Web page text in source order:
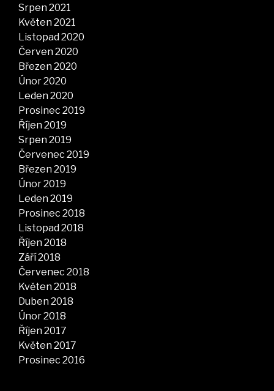
Srpen 2021
Květen 2021
Listopad 2020
Červen 2020
Březen 2020
Únor 2020
Leden 2020
Prosinec 2019
Říjen 2019
Srpen 2019
Červenec 2019
Březen 2019
Únor 2019
Leden 2019
Prosinec 2018
Listopad 2018
Říjen 2018
Září 2018
Červenec 2018
Květen 2018
Duben 2018
Únor 2018
Říjen 2017
Květen 2017
Prosinec 2016